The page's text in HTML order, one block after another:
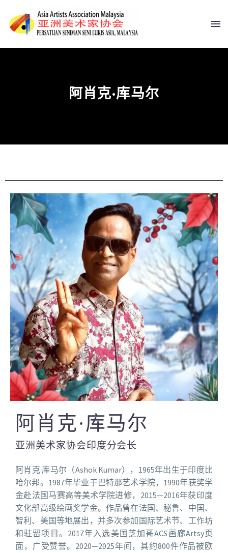
阿肖克·库马尔
阿肖克·库马尔
亚洲美术家协会印度分会长
阿肖克·库马尔（Ashok Kumar），1965年出生于印度比
哈尔邦。1987年毕业于巴特那艺术学院，1990年获奖学
金赴法国马赛高等美术学院进修，2015—2016年获印度
文化部高级绘画奖学金。作品曾在法国、秘鲁、中国、
智利、美国等地展出，并多次参加国际艺术节、工作坊
和驻留项目。2017年入选美国芝加哥ACS画廊Artsy页
面，广受赞誉。2020—2025年间，其约800件作品被欧